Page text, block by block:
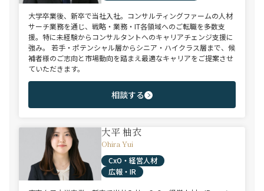
大学卒業後、新卒で当社入社。コンサルティングファームの人材
サーチ業務を通じ、戦略・業務・IT各領域へのご転職を多数支
援。特に未経験からコンサルタントへのキャリアチェンジ支援に
強み。 若手・ポテンシャル層からシニア・ハイクラス層まで、候
補者様のご志向と市場動向を踏まえ最適なキャリアをご提案させ
ていただきます。
相談する
大平 柚衣
Ohira Yui
CxO・経営人材
広報・IR